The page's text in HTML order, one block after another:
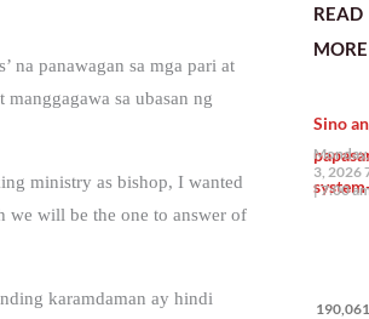
na panawagan sa mga pari at
sa ubasan ng
ministry as bishop, I wanted
we will be the one to answer of
karamdaman ay hindi
Japanese
the
bahay
READ
MORE
Sino
3, 2026
7:00